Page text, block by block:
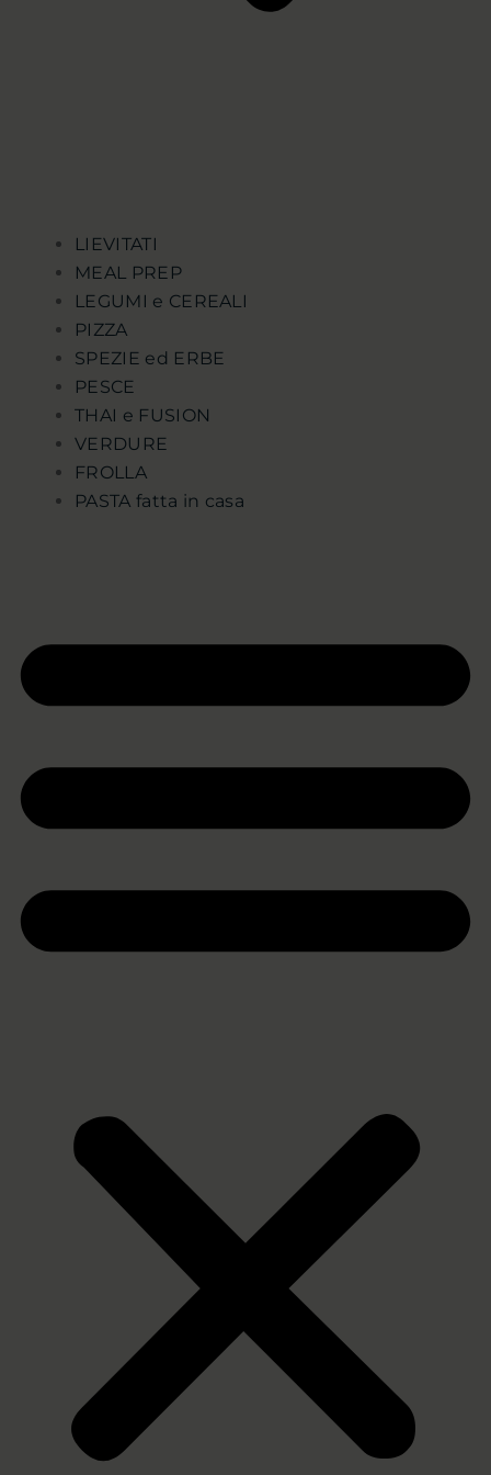
LIEVITATI
MEAL PREP
LEGUMI e CEREALI
PIZZA
SPEZIE ed ERBE
PESCE
THAI e FUSION
VERDURE
FROLLA
PASTA fatta in casa